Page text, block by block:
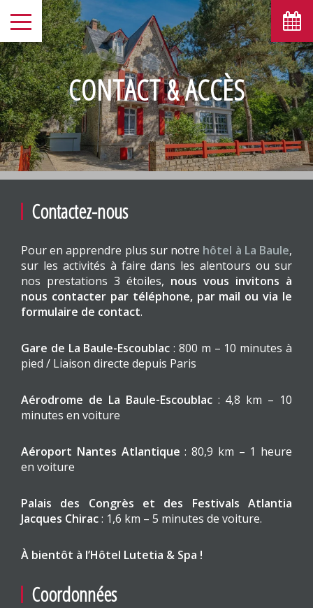
CONTACT & ACCÈS
Contactez-nous
Pour en apprendre plus sur notre hôtel à La Baule,
sur les activités à faire dans les alentours ou sur
nos prestations 3 étoiles, nous vous invitons à
nous contacter par téléphone, par mail ou via le
formulaire de contact.
Gare de La Baule-Escoublac: 800 m – 10 minutes à
pied / Liaison directe depuis Paris
Aérodrome de La Baule-Escoublac: 4,8 km – 10
minutes en voiture
Aéroport Nantes Atlantique : 80,9 km – 1 heure
en voiture
Palais des Congrès et des Festivals Atlantia
Jacques Chirac: 1,6 km – 5 minutes de voiture.
À bientôt à l’Hôtel Lutetia & Spa !
Coordonnées